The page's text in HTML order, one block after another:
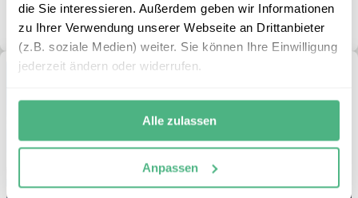
die Sie interessieren. Außerdem geben wir Informationen
zu Ihrer Verwendung unserer Webseite an Drittanbieter
(z.B. soziale Medien) weiter. Sie können Ihre Einwilligung
jederzeit ändern oder widerrufen.
Alle zulassen
Anpassen
beiden Kids!“